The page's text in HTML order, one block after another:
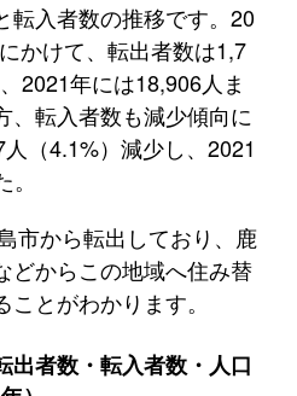
転入者数の推移です。20
かけて、転出者数は1,7
2021年には18,906人ま
、転入者数も減少傾向に
（4.1%）減少し、2021
市から転出しており、鹿
どからこの地域へ住み替
とがわかります。
出者数・転入者数・人口